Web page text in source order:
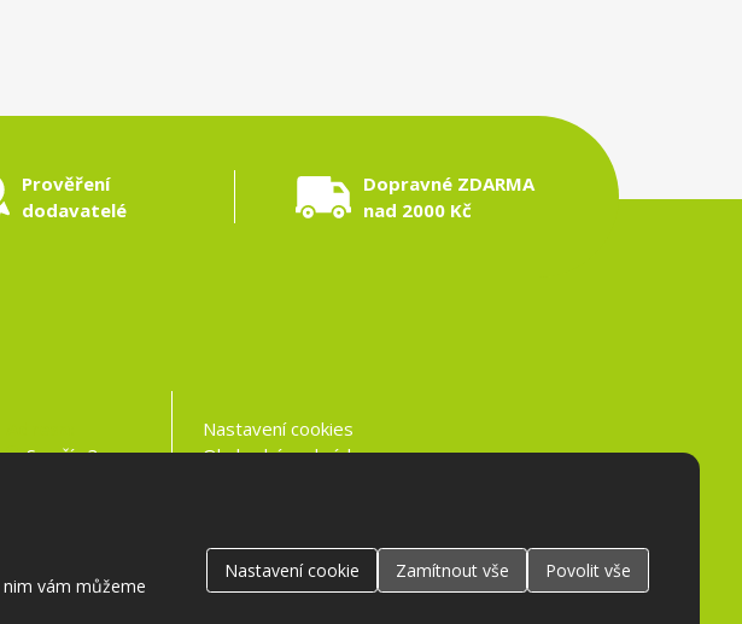
Prověření
dodavatelé
Dopravné ZDARMA
nad 2000 Kč
Samšín 3
Nastavení cookies
Obchodní podmínky
nim vám můžeme
Nastavenícookie Zamítnout vše Povolit vše